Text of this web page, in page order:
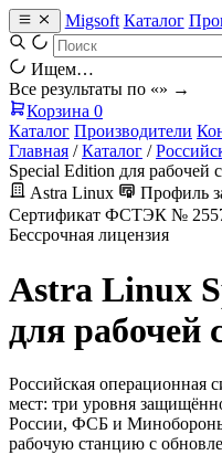
Migsoft Каталог
Ищем…
Все результаты по «» →
Корзина 0
Каталог Производители
Главная / Каталог /
Special Edition для рабочей
Astra Linux
Профиль
Сертификат ФСТЭК №
Бессрочная лицензия
Astra Linux
для рабочей
Российская операционная
мест: три уровня
России, ФСБ и
рабочую станцию с